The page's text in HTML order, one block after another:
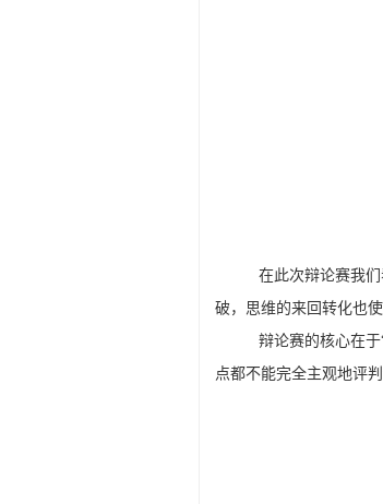
在此次辩论赛我们
破，思维的来回转化也
辩论赛的核心在于
点都不能完全主观地评